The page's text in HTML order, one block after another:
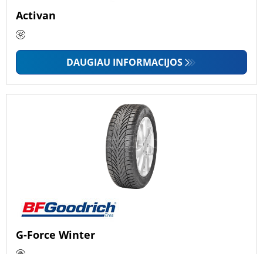
Activan
DAUGIAU INFORMACIJOS
G-Force Winter